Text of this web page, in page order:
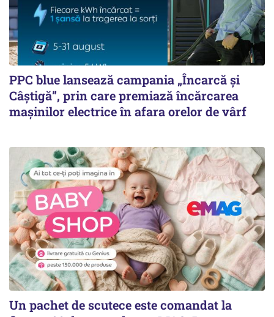
PPC blue lansează campania „Încarcă și
Câștigă”, prin care premiază încărcarea
mașinilor electrice în afara orelor de vârf
Un pachet de scutece este comandat la